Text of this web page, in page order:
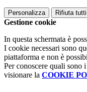
Personalizza Rifiuta tutti
Gestione cookie
In questa schermata è
I cookie necessari sono
piattaforma e non è
Per conoscere quali sono
visionare la COOKIE